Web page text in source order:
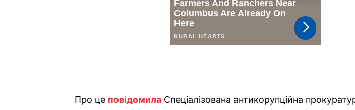
Про це повідомила Спеціалізована антикорупційна